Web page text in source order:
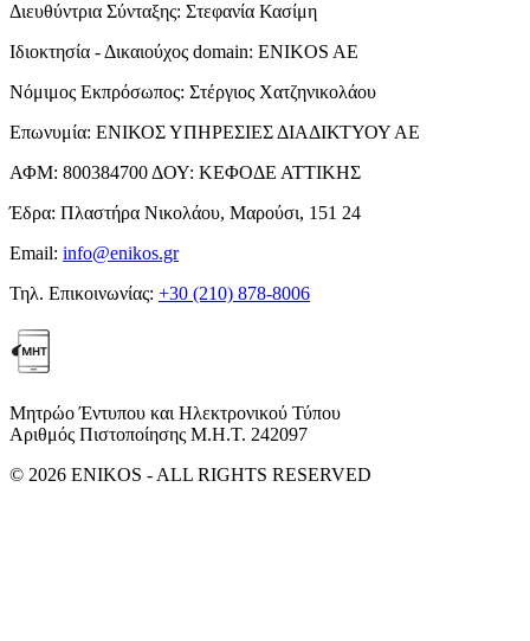
Διευθύντρια Σύνταξης: Στεφανία Κασίμη
Ιδιοκτησία - Δικαιούχος domain: ENIKOS AE
Νόμιμος Εκπρόσωπος: Στέργιος Χατζηνικολάου
Επωνυμία: ΕΝΙΚΟΣ ΥΠΗΡΕΣΙΕΣ ΔΙΑΔΙΚΤΥΟΥ ΑΕ
ΑΦΜ: 800384700 ΔΟΥ: ΚΕΦΟΔΕ ΑΤΤΙΚΗΣ
Έδρα: Πλαστήρα Νικολάου, Μαρούσι, 151 24
Email: info@enikos.gr
Τηλ. Επικοινωνίας: +30 (210) 878-8006
Μητρώο Έντυπου και Ηλεκτρονικού Τύπου
Αριθμός Πιστοποίησης Μ.Η.Τ. 242097
© 2026 ENIKOS - ALL RIGHTS RESERVED